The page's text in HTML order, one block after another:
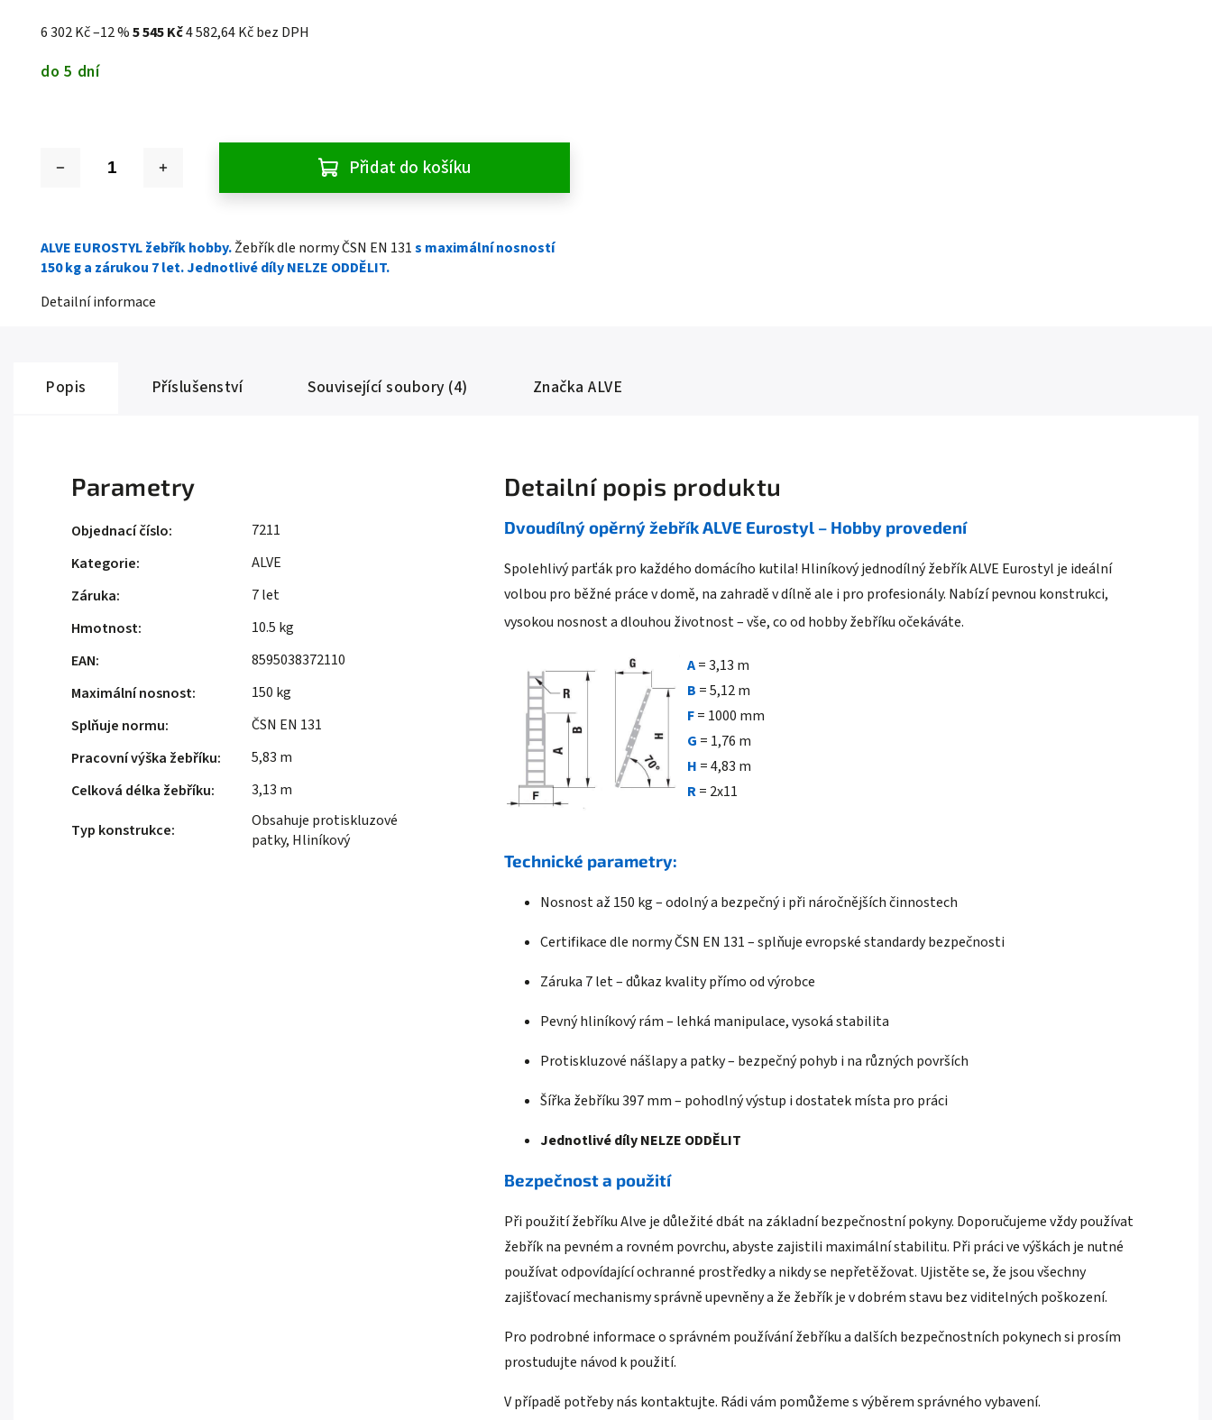
6 302 Kč–12 %5 545 Kč4 582,64 Kč bez DPH
do 5 dní
Přidat do košíku
ALVE EUROSTYL žebřík hobby.Žebřík dle normy ČSN EN 131s maximální nosností
150 kg a zárukou 7 let. Jednotlivé díly NELZE ODDĚLIT.
Detailní informace
Popis Příslušenství Související soubory (4) Značka ALVE
Detailní popis produktu
Dvoudílný opěrný žebřík ALVE Eurostyl – Hobby provedení
Spolehlivý parťák pro každého domácího kutila! Hliníkový jednodílný žebřík ALVE Eurostyl je ideální
volbou pro běžné práce v domě, na zahradě v dílně ale i pro profesionály. Nabízí pevnou konstrukci,
vysokou nosnost a dlouhou životnost – vše, co od hobby žebříku očekáváte.
A= 3,13 m
B = 5,12 m
F= 1000 mm
G = 1,76 m
H = 4,83 m
R= 2x11
Technické parametry:
Nosnost až 150 kg – odolný a bezpečný i při náročnějších činnostech
Certifikace dle normy ČSN EN 131 – splňuje evropské standardy bezpečnosti
Záruka 7 let – důkaz kvality přímo od výrobce
Pevný hliníkový rám – lehká manipulace, vysoká stabilita
Protiskluzové nášlapy a patky – bezpečný pohyb i na různých površích
Šířka žebříku 397 mm – pohodlný výstup i dostatek místa pro práci
Jednotlivé díly NELZE ODDĚLIT
Bezpečnost a použití
Při použití žebříku Alve je důležité dbát na základní bezpečnostní pokyny. Doporučujeme vždy používat
žebřík na pevném a rovném povrchu, abyste zajistili maximální stabilitu. Při práci ve výškách je nutné
používat odpovídající ochranné prostředky a nikdy se nepřetěžovat. Ujistěte se, že jsou všechny
zajišťovací mechanismy správně upevněny a že žebřík je v dobrém stavu bez viditelných poškození.
Pro podrobné informace o správném používání žebříku a dalších bezpečnostních pokynech si prosím
prostudujte návod k použití.
V případě potřeby nás kontaktujte. Rádi vám pomůžeme s výběrem správného vybavení.
Parametry
Objednací číslo:
7211
Kategorie:
ALVE
Záruka:
7 let
Hmotnost:
10.5 kg
EAN:
8595038372110
Maximální nosnost:
150 kg
Splňuje normu:
ČSN EN 131
Pracovní výška žebříku:
5,83 m
Celková délka žebříku: 3,13 m
Typ konstrukce:
Obsahuje protiskluzové
patky, Hliníkový